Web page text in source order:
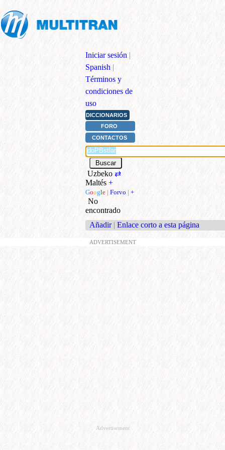
Iniciar sesión |
Spanish |
Términos y
condiciones de
uso
DICCIONARIOS
FORO
CONTACTOS
Uzbeko ⇄
Maltés +
Google | Forvo | +
No
encontrado
Añadir | Enlace corto a esta página
ADVERTISEMENT
Advertisement